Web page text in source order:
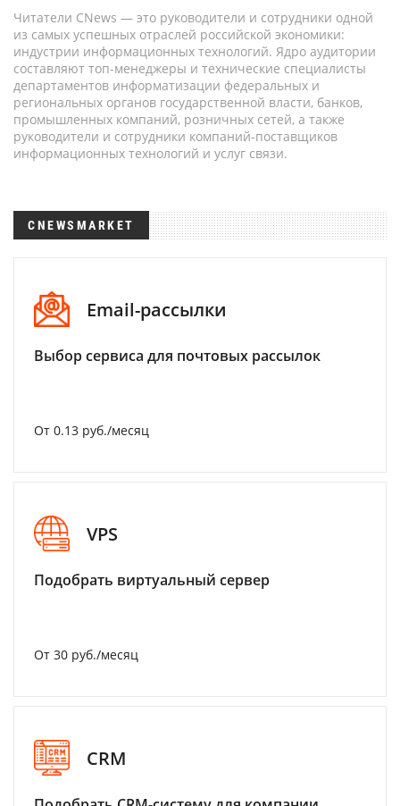
Читатели CNews — это руководители и сотрудники одной
из самых успешных отраслей российской экономики:
индустрии информационных технологий. Ядро аудитории
составляют топ-менеджеры и технические специалисты
департаментов информатизации федеральных и
региональных органов государственной власти, банков,
промышленных компаний, розничных сетей, а также
руководители и сотрудники компаний-поставщиков
информационных технологий и услуг связи.
CNEWSMARKET
Email-рассылки
Выбор сервиса для почтовых рассылок
От 0.13 руб./месяц
VPS
Подобрать виртуальный сервер
От 30 руб./месяц
CRM